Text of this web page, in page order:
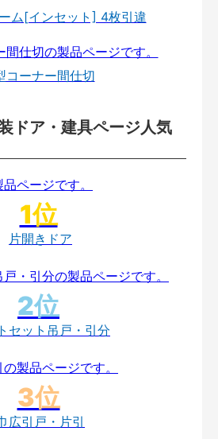
ム[インセット] 4枚引違
コーナー間仕切
ドア・建具ページ人気
片開きドア
セット吊戸・引分
広引戸・片引